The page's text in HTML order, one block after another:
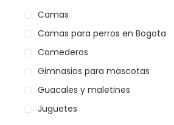
Camas
Camas para perros en Bogota
Comederos
Gimnasios para mascotas
Guacales y maletines
Juguetes